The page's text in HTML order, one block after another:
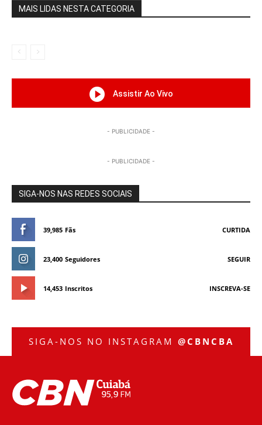
MAIS LIDAS NESTA CATEGORIA
Assistir Ao Vivo
- PUBLICIDADE -
- PUBLICIDADE -
SIGA-NOS NAS REDES SOCIAIS
39,985 Fãs CURTIDA
23,400 Seguidores SEGUIR
14,453 Inscritos INSCREVA-SE
SIGA-NOS NO INSTAGRAM @CBNCBA